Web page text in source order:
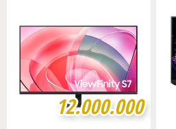
12.000.000
12.000.000